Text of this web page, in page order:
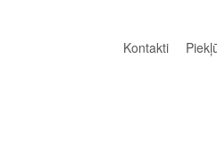
Kontakti